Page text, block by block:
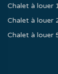
Chalet à louer
Chalet à louer
Chalet à louer